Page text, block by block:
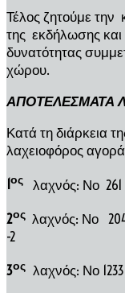
Τέλος ζητούμε
της εκδήλωσης
δυνατότητας
χώρου.
ΑΠΟΤΕΛΕΣΜΑΤΑ
Κατά τη διάρκεια
λαχειοφόρος αγορά
1ος λαχνός: Νο
2ος λαχνός: Νο 204
-2
3ος λαχνός: Νο 1233